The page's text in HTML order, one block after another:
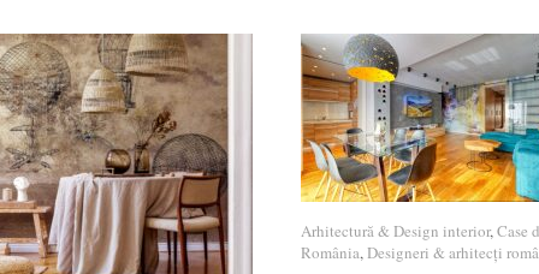
Arhitectură & Design interior,Case
România,Designeri & arhitecți
Arhitectură & Design interior Case
România Designeri & arhitecți